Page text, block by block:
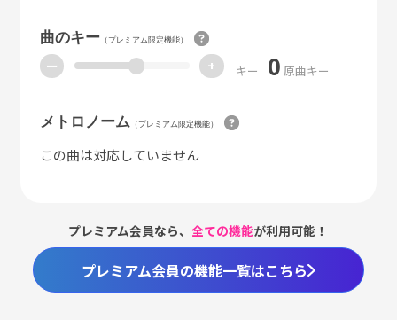
曲のキー（プレミアム限定機能）
ー + キー 0 原曲キー
メトロノーム （プレミアム限定機能）
この曲は対応していません
プレミアム会員なら、全ての機能が利用可能！
プレミアム会員の機能一覧はこちら